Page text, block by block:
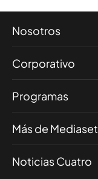
Nosotros
Corporativo
Programas
Más de Mediaset
Noticias Cuatro